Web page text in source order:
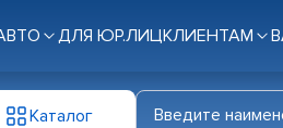
ДЛЯ ЮР.ЛИЦКЛИЕНТАМ
Каталог